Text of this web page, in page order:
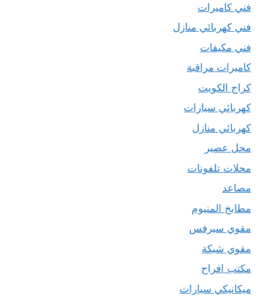
فني كاميرات
فني كهربائي منازل
فني مكيفات
كاميرات مراقبة
كراج الكويت
كهربائي سيارات
كهربائي منازل
محل عصير
محلات تلفونات
مصاعد
مطابخ المنيوم
مقوي سيرفس
مقوي شبكة
مكتب افراح
ميكانيكي سيارات